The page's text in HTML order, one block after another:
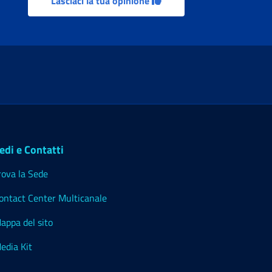
e Contatti
la Sede
Center Multicanale
del sito
Kit